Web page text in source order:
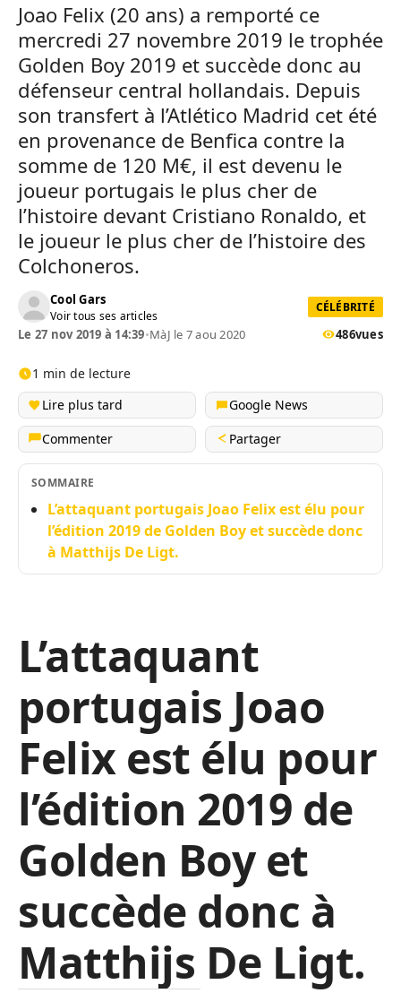
Joao Felix (20 ans) a remporté ce
mercredi 27 novembre 2019 le trophée
Golden Boy 2019 et succède donc au
défenseur central hollandais. Depuis
son transfert à l’Atlético Madrid cet été
en provenance de Benfica contre la
somme de 120 M€, il est devenu le
joueur portugais le plus cher de
l’histoire devant Cristiano Ronaldo, et
le joueur le plus cher de l’histoire des
Colchoneros.
Cool Gars
Voir tous ses articles
CÉLÉBRITÉ
Le 27 nov 2019 à 14:39•MàJ le 7 aou 2020 486vues
1 min de lecture
Lire plus tard
Google News
Commenter
Partager
SOMMAIRE
L’attaquant portugais Joao Felix est élu pour
l’édition 2019 de Golden Boy et succède donc
à Matthijs De Ligt.
L’attaquant
portugais Joao
Felix est élu pour
l’édition 2019 de
Golden Boy et
succède donc à
Matthijs De Ligt.